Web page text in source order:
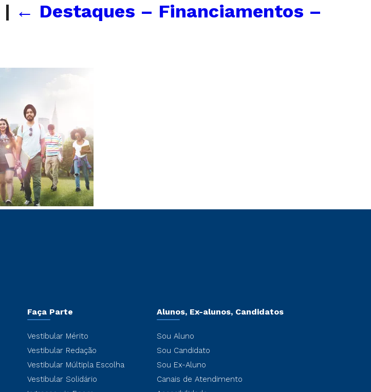
| ← Destaques – Financiamentos –
Faça Parte
Vestibular Mérito
Vestibular Redação
Vestibular Múltipla Escolha
Vestibular Solidário
Alunos, Ex-alunos, Candidatos
Sou Aluno
Sou Candidato
Sou Ex-Aluno
Canais de Atendimento